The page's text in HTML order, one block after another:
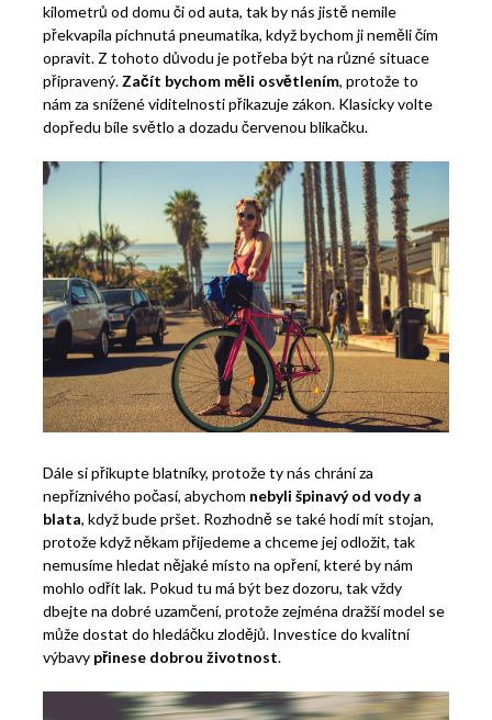
kilometrů od domu či od auta, tak by nás jistě nemile
překvapila píchnutá pneumatika, když bychom ji neměli čím
opravit. Z tohoto důvodu je potřeba být na různé situace
připravený. Začít bychom měli osvětlením, protože to
nám za snížené viditelnosti přikazuje zákon. Klasicky volte
dopředu bíle světlo a dozadu červenou blikačku.
Dále si přikupte blatníky, protože ty nás chrání za
nepříznivého počasí, abychom nebyli špinavý od vody a
blata, když bude pršet. Rozhodně se také hodí mít stojan,
protože když někam přijedeme a chceme jej odložit, tak
nemusíme hledat nějaké místo na opření, které by nám
mohlo odřít lak. Pokud tu má být bez dozoru, tak vždy
dbejte na dobré uzamčení, protože zejména dražší model se
může dostat do hledáčku zlodějů. Investice do kvalitní
výbavy přinese dobrou životnost.